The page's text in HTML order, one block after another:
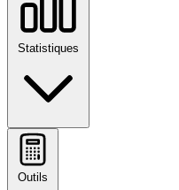
Statistiques
Outils